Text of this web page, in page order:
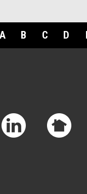
B C D